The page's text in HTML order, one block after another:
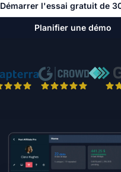
Démarrer l'essai gratuit de
Planifier une démo